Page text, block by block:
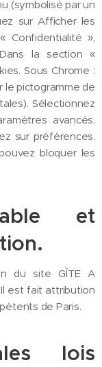
(symbolisé par un
sur Afficher les
Confidentialité »,
la section «
Sous Chrome :
le pictogramme de
Sélectionnez
avancés.
sur préférences.
bloquer les
et
du site GÎTE A
Il est fait attribution
de Paris.
lois